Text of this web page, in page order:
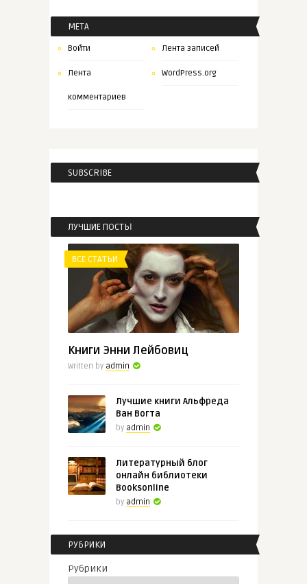
МЕТА
Войти Лента записей
Лента
комментариев
WordPress.org
SUBSCRIBE
ЛУЧШИЕ ПОСТЫ
ВСЕ СТАТЬИ
Книги Энни Лейбовиц
Written by admin
Лучшие книги Альфреда
Ван Вогта
by admin
Литературный блог
онлайн библиотеки
Booksonline
by admin
РУБРИКИ
Рубрики